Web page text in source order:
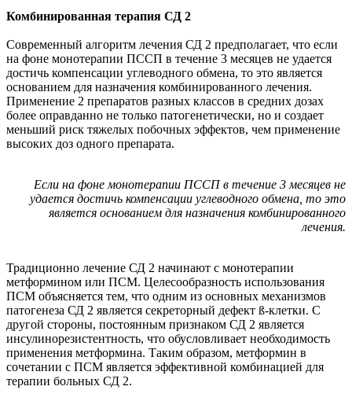
Комбинированная терапия СД 2
Современный алгоритм лечения СД 2 предполагает, что если
на фоне монотерапии ПССП в течение 3 месяцев не удается
достичь компенсации углеводного обмена, то это является
основанием для назначения комбинированного лечения.
Применение 2 препаратов разных классов в средних дозах
более оправданно не только патогенетически, но и создает
меньший риск тяжелых побочных эффектов, чем применение
высоких доз одного препарата.
Если на фоне монотерапии ПССП в течение 3 месяцев не
удается достичь компенсации углеводного обмена, то это
является основанием для назначения комбинированного
лечения.
Традиционно лечение СД 2 начинают с монотерапии
метформином или ПСМ. Целесообразность использования
ПСМ объясняется тем, что одним из основных механизмов
патогенеза СД 2 является секреторный дефект ß-клетки. С
другой стороны, постоянным признаком СД 2 является
инсулинорезистентность, что обусловливает необходимость
применения метформина. Таким образом, метформин в
сочетании с ПСМ является эффективной комбинацией для
терапии больных СД 2.